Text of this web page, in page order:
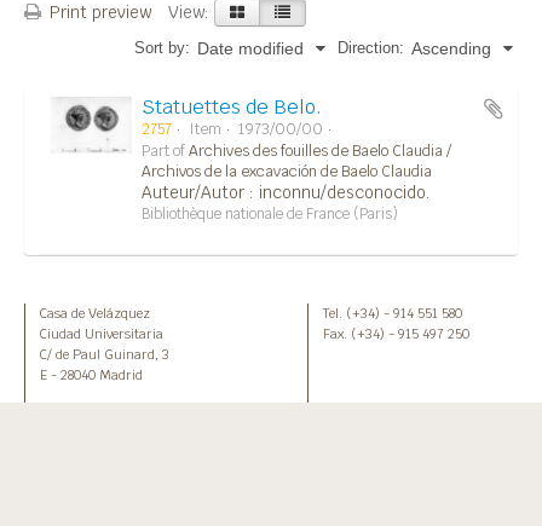
Print preview View:
Sort by: Date modified Direction: Ascending
Statuettes de Belo.
2757 Item
1973/00/00
Part ofArchives des fouilles de Baelo Claudia /
Archivos de la excavación de Baelo Claudia
Auteur/Autor : inconnu/desconocido.
Bibliothèque nationale de France (Paris)
Casa de Velázquez
Ciudad Universitaria
C/ de Paul Guinard, 3
E - 28040 Madrid
Tel. (+34) - 914 551 580
Fax. (+34) - 915 497 250